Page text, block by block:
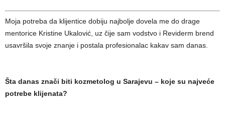
Moja potreba da klijentice dobiju najbolje dovela me do drage
mentorice Kristine Ukalović, uz čije sam vodstvo i Reviderm brend
usavršila svoje znanje i postala profesionalac kakav sam danas.
Šta danas znači biti kozmetolog u Sarajevu – koje su najveće
potrebe klijenata?